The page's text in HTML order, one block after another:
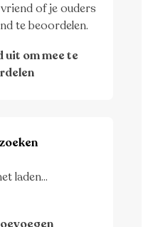
of je ouders
te beoordelen.
uit om mee te
laden...